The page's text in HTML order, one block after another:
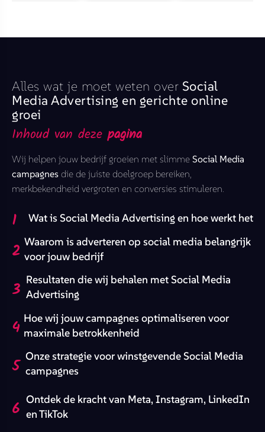
Alles wat je moet weten over Social
Media Advertising en gerichte online
groei
Inhoud van dezepagina
Wij helpen jouw bedrijf groeien met slimme Social Media
campagnes die de juiste doelgroep bereiken,
merkbekendheid vergroten en conversies stimuleren.
1 Wat is Social Media Advertising en hoe werkt het
2 Waarom is adverteren op social media belangrijk
voor jouw bedrijf
3 Resultaten die wij behalen met Social Media
Advertising
4 Hoe wij jouw campagnes optimaliseren voor
maximale betrokkenheid
5 Onze strategie voor winstgevende Social Media
campagnes
6 Ontdek de kracht van Meta, Instagram, LinkedIn
en TikTok